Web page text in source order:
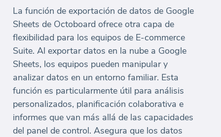
La función de exportación de datos de Google
Sheets de Octoboard ofrece otra capa de
flexibilidad para los equipos de E-commerce
Suite. Al exportar datos en la nube a Google
Sheets, los equipos pueden manipular y
analizar datos en un entorno familiar. Esta
función es particularmente útil para análisis
personalizados, planificación colaborativa e
informes que van más allá de las capacidades
del panel de control. Asegura que los datos